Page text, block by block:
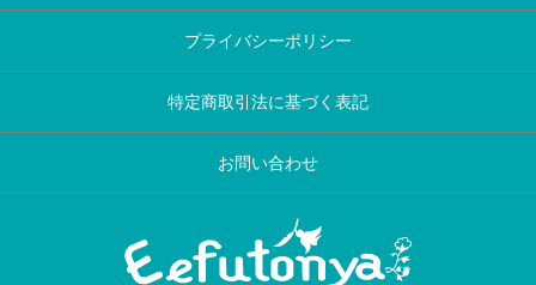
プライバシーポリシー
特定商取引法に基づく表記
お問い合わせ